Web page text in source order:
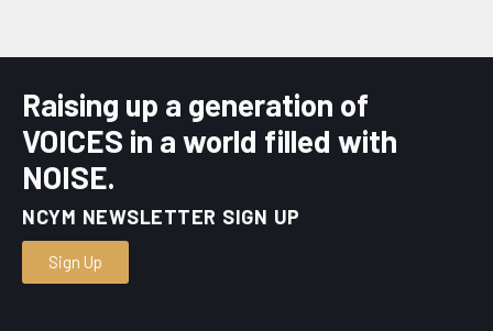
Raising up a generation of
VOICES in a world filled with
NOISE.
NCYM NEWSLETTER SIGN UP
Sign Up